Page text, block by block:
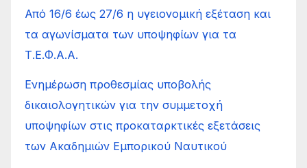
Από 16/6 έως 27/6 η υγειονομική εξέταση και
τα αγωνίσματα των υποψηφίων για τα
Τ.Ε.Φ.Α.Α.
Ενημέρωση προθεσμίας υποβολής
δικαιολογητικών για την συμμετοχή
υποψηφίων στις προκαταρκτικές εξετάσεις
των Ακαδημιών Εμπορικού Ναυτικού